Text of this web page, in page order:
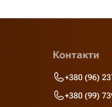
Контакти
+380 (96)
+380 (99)